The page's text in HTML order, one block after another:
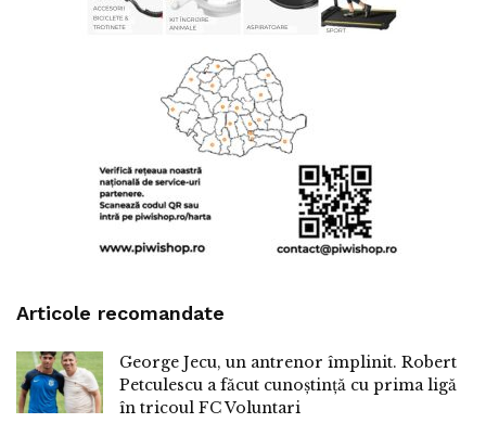
Articole recomandate
George Jecu, un antrenor împlinit. Robert
Petculescu a făcut cunoștință cu prima ligă
în tricoul FC Voluntari